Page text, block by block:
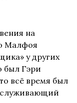
на
Малфоя
у других
был Гэри
всё время был